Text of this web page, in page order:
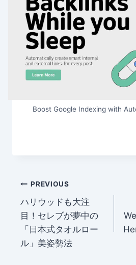
Boost Google Indexing with
Post
navigation
PREVIOUS
ハリウッドも大注
目！セレブが夢中の
「日本式タオルロー
ル」美姿勢法